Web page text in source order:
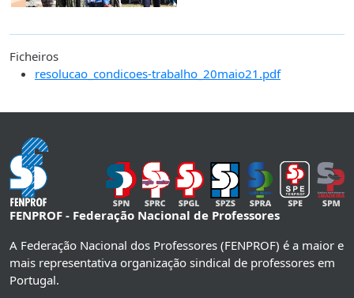
Ficheiros
resolucao_condicoes-trabalho_20maio21.pdf
FENPROF - Federação Nacional de Professores
A Federação Nacional dos Professores (FENPROF) é a maior e
mais representativa organização sindical de professores em
Portugal.